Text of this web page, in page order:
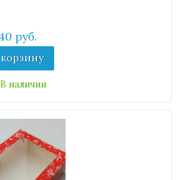
руб.
В наличии